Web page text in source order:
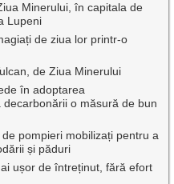
Minerului, în capitala de
Lupeni
de ziua lor printr-o
de Ziua Minerului
în adoptarea
o măsură de bun
pompieri mobilizați pentru a
și păduri
ușor de întreținut, fără efort